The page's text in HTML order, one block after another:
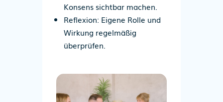
Konsens sichtbar machen.
Reflexion: Eigene Rolle und
Wirkung regelmäßig
überprüfen.